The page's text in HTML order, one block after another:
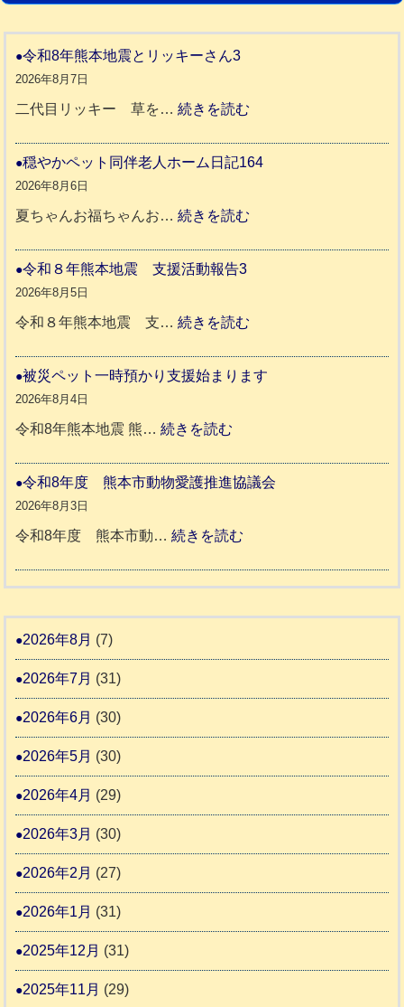
令和8年熊本地震とリッキーさん3
2026年8月7日
二代目リッキー 草を…続きを読む
和
リ
ッ
さ
ん
穏やかペット同伴老人ホーム日記164
2026年8月6日
夏ちゃんお福ちゃんお…続きを読む
ト
人
ホ
日
1
令和８年熊本地震 支援活動報告3
2026年8月5日
令和８年熊本地震 支…続きを読む
和
本
支
告
被災ペット一時預かり支援始まります
2026年8月4日
令和8年熊本地震 熊…続きを読む
災
ッ
か
す
令和8年度 熊本市動物愛護推進協議会
2026年8月3日
令和8年度 熊本市動…続きを読む
和
度
本
物
推
2026年8月 (7)
2026年7月 (31)
2026年6月 (30)
2026年5月 (30)
2026年4月 (29)
2026年3月 (30)
2026年2月 (27)
2026年1月 (31)
2025年12月 (31)
2025年11月 (29)